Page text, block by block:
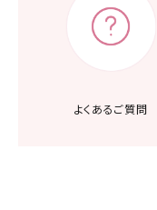
よくあるご質問